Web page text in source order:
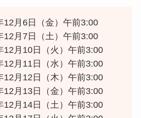
12月6日（金）午前3:00
12月7日（土）午前3:00
12月10日（火）午前3:00
12月11日（水）午前3:00
12月12日（木）午前3:00
12月13日（金）午前3:00
12月14日（土）午前3:00